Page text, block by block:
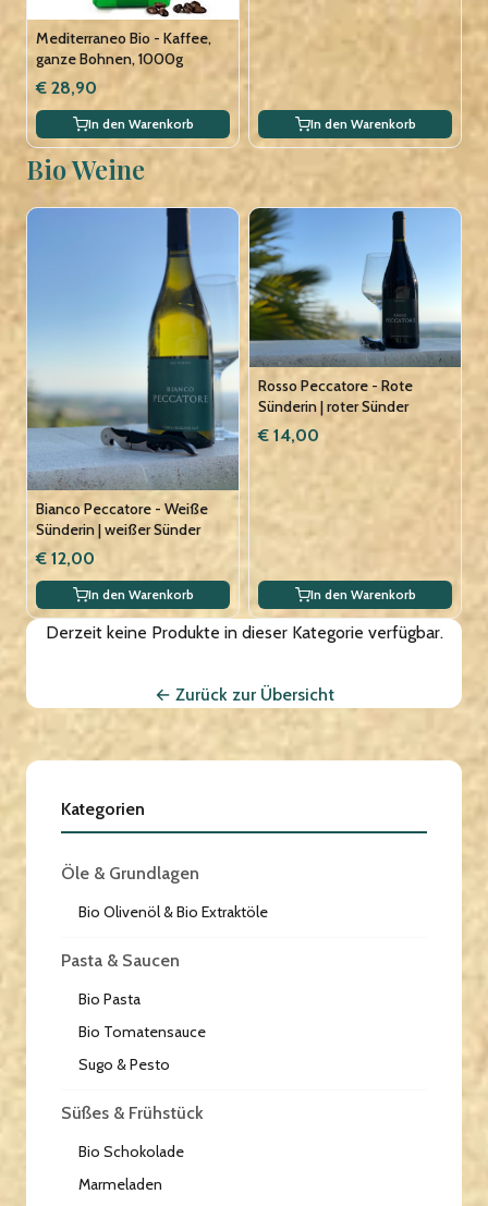
Kategorien
Öle & Grundlagen
Bio Olivenöl & Bio Extraktöle
Pasta & Saucen
Bio Pasta
Bio Tomatensauce
Sugo & Pesto
Süßes & Frühstück
Bio Schokolade
Marmeladen
Mediterraneo Bio - Kaffee,
ganze Bohnen, 1000g
€ 28,90
In den Warenkorb In den Warenkorb
Bio Weine
Bianco Peccatore - Weiße
Sünderin | weißer Sünder
€ 12,00
In den Warenkorb
Rosso Peccatore - Rote
Sünderin | roter Sünder
€ 14,00
In den Warenkorb
Derzeit keine Produkte in dieser Kategorie verfügbar.
← Zurück zur Übersicht